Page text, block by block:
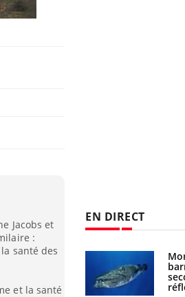
Jacobs et
:
santé des
et la santé
EN DIRECT
un